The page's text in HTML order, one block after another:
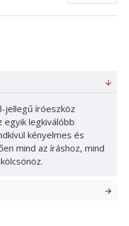
jellegű íróeszköz
egyik legkiválóbb
kényelmes és
mind az íráshoz, mind